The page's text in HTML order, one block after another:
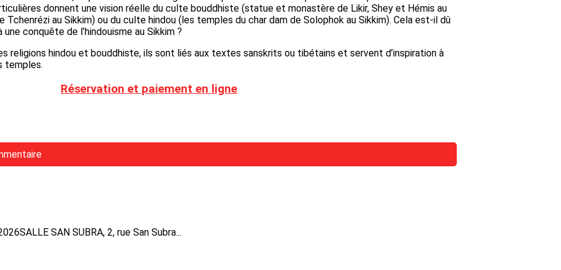
donnent une vision réelle du culte bouddhiste (statue et monastère de Likir, Shey et Hémis au
Tchenrézi au Sikkim) ou du culte hindou (les temples du char dam de Solophok au Sikkim). Cela est-il dû
conquête de l’hindouisme au Sikkim ?
religions hindou et bouddhiste, ils sont liés aux textes sanskrits ou tibétains et servent d’inspiration à
temples.
Réservation et paiement en ligne
SAN SUBRA, 2, rue San Subra...